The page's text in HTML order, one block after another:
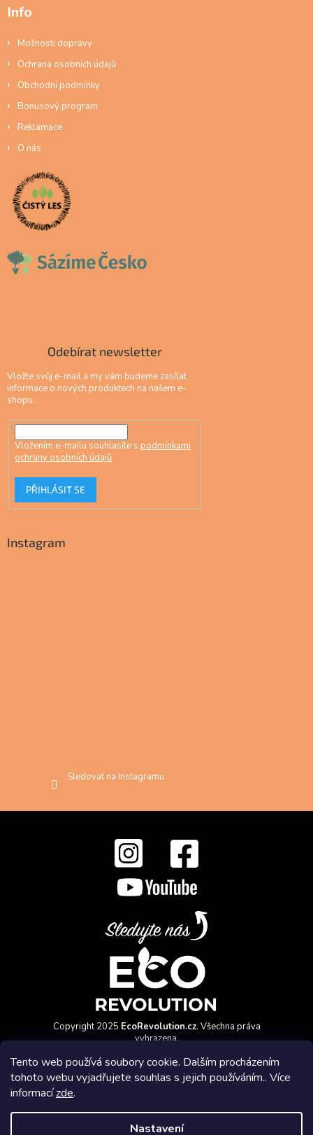
Tento web používá soubory cookie. Dalším procházením
tohoto webu vyjadřujete souhlas s jejich používáním.. Více
informacízde.
Nastavení
Info
Možnosti dopravy
Ochrana osobních údajů
Obchodní podmínky
Bonusový program
Reklamace
O nás
Odebírat newsletter
Vložte svůj e-mail a my vám budeme zasílat
informace o nových produktech na našem e-
shopu.
Vložením e-mailu souhlasíte s podmínkami
ochrany osobních údajů
PŘIHLÁSIT SE
Instagram
Sledovat na Instagramu
Copyright 2025 EcoRevolution.cz. Všechna práva
vyhrazena.